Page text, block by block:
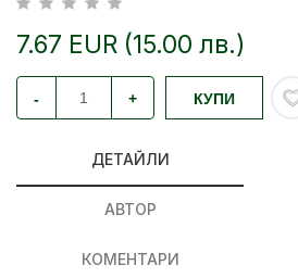
7.67 EUR (15.00 лв.)
- + КУПИ
ДЕТАЙЛИ
АВТОР
КОМЕНТАРИ